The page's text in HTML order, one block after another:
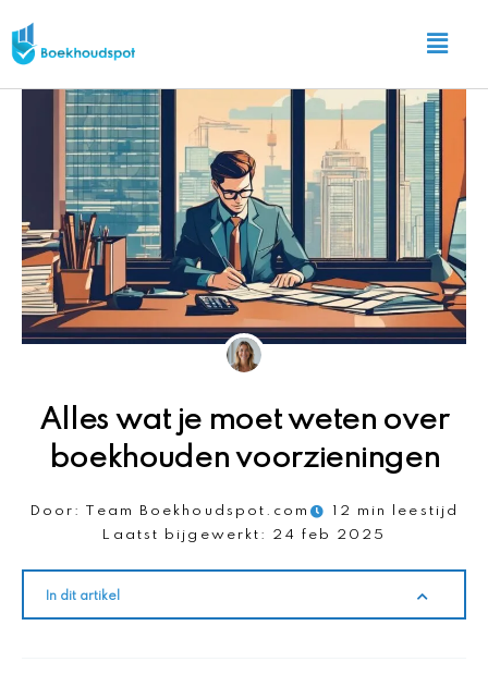
naar
de
Main
Menu
Alles wat je moet weten over
boekhouden voorzieningen
Door: Team Boekhoudspot.com
12 min leestijd
Laatst bijgewerkt:
24 feb 2025
In dit artikel